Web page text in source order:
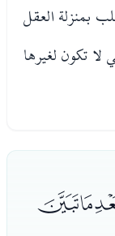
بمنزلة العقل
لا تكون لغيرها